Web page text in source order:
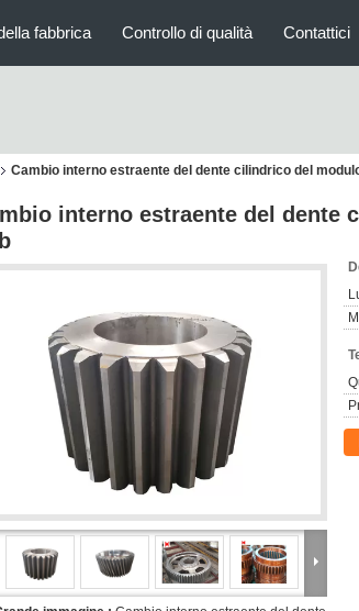
fabbrica Controllo di qualità Contattici
Cambio interno estraente del dente cilindrico del
interno estraente del dente